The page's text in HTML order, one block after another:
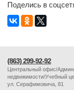
Поделись в
(863) 299-92-92
Центральный офис/
недвижимости/Учебный
ул. Серафимовича, 81